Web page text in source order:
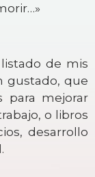
de mis
gustado, que
para mejorar
o libros
desarrollo